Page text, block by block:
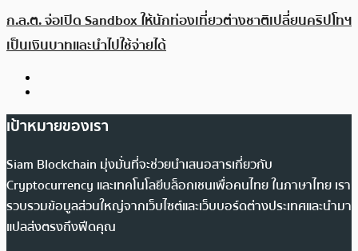
ก.ล.ต. จ่อเปิด Sandbox ให้นักท่องเที่ยวต่างชาติเปลี่ยนคริปโทฯ
เป็นเงินบาทและนำไปใช้จ่ายได้
เป้าหมายของเรา
Siam Blockchain มุ่งมั่นที่จะช่วยนำเสนอสารเกี่ยวกับ
Cryptocurrency และเทคโนโลยีบล็อกเชนเพื่อคนไทย ในภาษาไทย เรา
รวบรวมข้อมูลส่วนใหญ่จากเว็บไซต์และเว็บบอร์ดต่างประเทศและนำมา
แปลส่งตรงถึงฟีดคุณ